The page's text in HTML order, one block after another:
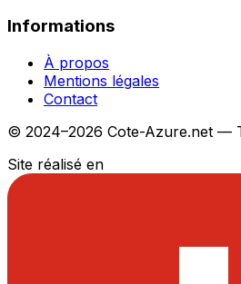
Informations
À propos
Mentions légales
Contact
© 2024–2026 Cote-Azure.net —
Site réalisé en